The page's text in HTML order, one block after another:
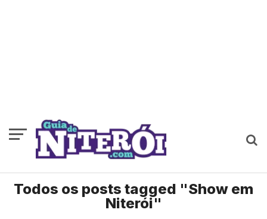
Todos os posts tagged "Show em
Niterói"